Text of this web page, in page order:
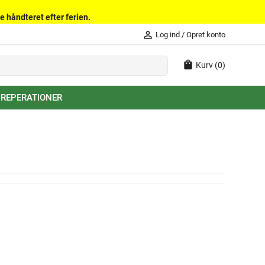
håndteret efter ferien.
person_outline Log ind / Opret konto
shopping_bag Kurv (0)